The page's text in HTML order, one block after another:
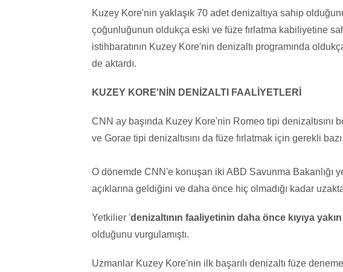
Kuzey Kore'nin yaklaşık 70 adet denizaltıya sahip
çoğunluğunun oldukça eski ve füze fırlatma kabiliyetine
istihbaratının Kuzey Kore'nin denizaltı programında
de aktardı.
KUZEY KORE'NİN DENİZALTI FAALİYETLERİ
CNN ay başında Kuzey Kore'nin Romeo tipi
ve Gorae tipi denizaltısını da füze fırlatmak için gerekli
O dönemde CNN'e konuşan iki ABD Savunma Bakanlığı
açıklarına geldiğini ve daha önce hiç olmadığı kadar
Yetkilier 'denizaltının faaliyetinin daha önce kıyıya
olduğunu vurgulamıştı.
Uzmanlar Kuzey Kore'nin ilk başarılı denizaltı füze